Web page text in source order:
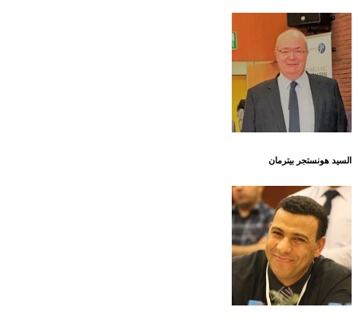
السيد هونستجر بيترمان